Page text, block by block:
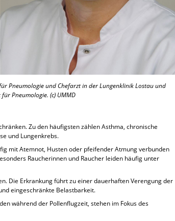
Pneumologie und Chefarzt in der Lungenklinik Lostau und
Pneumologie. (c) UMMD
Zu den häufigsten zählen Asthma, chronische
und Lungenkrebs.
mit Atemnot, Husten oder pfeifender Atmung verbunden
Raucherinnen und Raucher leiden häufig unter
Die Erkrankung führt zu einer dauerhaften Verengung der
eingeschränkte Belastbarkeit.
während der Pollenflugzeit, stehen im Fokus des